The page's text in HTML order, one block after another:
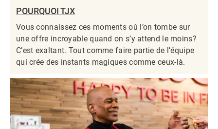
POURQUOI TJX
Vous connaissez ces moments où l’on tombe sur
une offre incroyable quand on s’y attend le moins?
C’est exaltant. Tout comme faire partie de l’équipe
qui crée des instants magiques comme ceux-là.​​​​​​​